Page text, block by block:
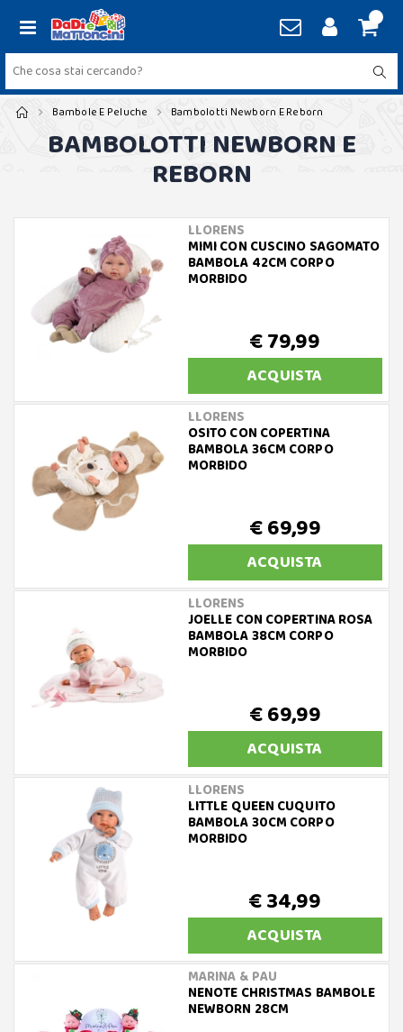
Bambole E Peluche Bambolotti Newborn E Reborn
BAMBOLOTTI NEWBORN E
REBORN
LLORENS
MIMI CON CUSCINO SAGOMATO
BAMBOLA 42CM CORPO
MORBIDO
€ 79,99
ACQUISTA
LLORENS
OSITO CON COPERTINA
BAMBOLA 36CM CORPO
MORBIDO
€ 69,99
ACQUISTA
LLORENS
JOELLE CON COPERTINA ROSA
BAMBOLA 38CM CORPO
MORBIDO
€ 69,99
ACQUISTA
LLORENS
LITTLE QUEEN CUQUITO
BAMBOLA 30CM CORPO
MORBIDO
€ 34,99
ACQUISTA
MARINA & PAU
NENOTE CHRISTMAS BAMBOLE
NEWBORN 28CM